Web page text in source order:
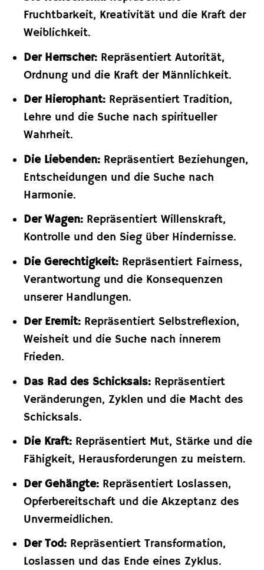
Fruchtbarkeit, Kreativität und die Kraft der
Weiblichkeit.
Der Herrscher:Repräsentiert Autorität,
Ordnung und die Kraft der Männlichkeit.
Der Hierophant:Repräsentiert Tradition,
Lehre und die Suche nach spiritueller
Wahrheit.
Die Liebenden:Repräsentiert Beziehungen,
Entscheidungen und die Suche nach
Harmonie.
Der Wagen:Repräsentiert Willenskraft,
Kontrolle und den Sieg über Hindernisse.
Die Gerechtigkeit:Repräsentiert Fairness,
Verantwortung und die Konsequenzen
unserer Handlungen.
Der Eremit:Repräsentiert Selbstreflexion,
Weisheit und die Suche nach innerem
Frieden.
Das Rad des Schicksals:Repräsentiert
Veränderungen, Zyklen und die Macht des
Schicksals.
Die Kraft:Repräsentiert Mut, Stärke und die
Fähigkeit, Herausforderungen zu meistern.
Der Gehängte:Repräsentiert Loslassen,
Opferbereitschaft und die Akzeptanz des
Unvermeidlichen.
Der Tod:Repräsentiert Transformation,
Loslassen und das Ende eines Zyklus.